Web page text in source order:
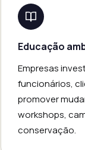
Educação
Empresas
funcionários,
promover
workshops,
conservação.